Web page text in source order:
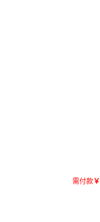
需付款￥